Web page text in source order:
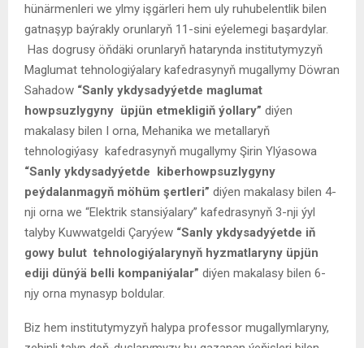
hünärmenleri we ylmy işgärleri hem uly ruhubelentlik bilen
gatnaşyp baýrakly orunlaryň 11-sini eýelemegi başardylar.
Has dogrusy öňdäki orunlaryň hatarynda institutymyzyň
Maglumat tehnologiýalary kafedrasynyň mugallymy Döwran
Sahadow “Sanly ykdysadyýetde maglumat
howpsuzlygyny üpjün etmekligiň ýollary” diýen
makalasy bilen I orna, Mehanika we metallaryň
tehnologiýasy kafedrasynyň mugallymy Şirin Ylýasowa
“Sanly ykdysadyýetde kiberhowpsuzlygyny
peýdalanmagyň möhüm şertleri” diýen makalasy bilen 4-
nji orna we “Elektrik stansiýalary” kafedrasynyň 3-nji ýyl
talyby Kuwwatgeldi Çaryýew “Sanly ykdysadyýetde iň
gowy bulut tehnologiýalarynyň hyzmatlaryny üpjün
ediji dünýä belli kompaniýalar” diýen makalasy bilen 6-
njy orna mynasyp boldular.
Biz hem institutymyzyň halypa professor mugallymlaryny,